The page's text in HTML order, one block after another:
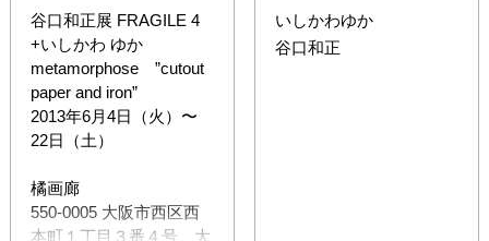
谷口和正展 FRAGILE 4
+いしかわ ゆか
metamorphose　”cutout
paper and iron”
2013年6月4日（火）〜
22日（土）
橘画廊
550-0005 大阪市西区西
本町１丁目３番４号　大
いしかわゆか
谷口和正